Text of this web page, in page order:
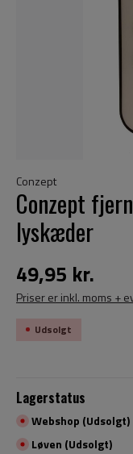
Conzept
Conzept
lyskæder
49,95 kr.
Priser er inkl. moms +
Udsolgt
Lagerstatus
Webshop (Udsolgt)
Løven (Udsolgt)